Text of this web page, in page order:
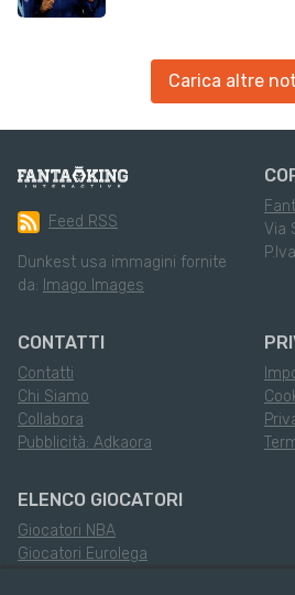
Carica altre
Feed RSS
Dunkest usa immagini fornite
da: Imago Images
Via
CONTATTI
Contatti
Chi Siamo
Collabora
Pubblicità: Adkaora
ELENCO GIOCATORI
Giocatori NBA
Giocatori Eurolega